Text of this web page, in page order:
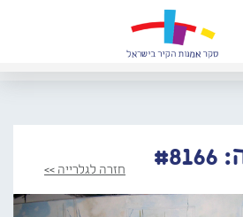
חזרה לגלרייה >>